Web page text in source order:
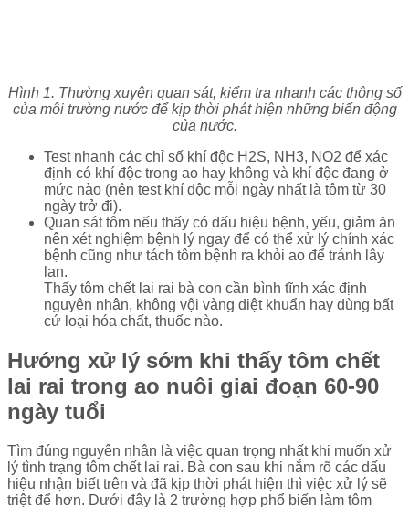
Hình 1. Thường xuyên quan sát, kiểm tra nhanh các thông số
của môi trường nước để kịp thời phát hiện những biến động
của nước.
Test nhanh các chỉ số khí độc H2S, NH3, NO2 để xác
định có khí độc trong ao hay không và khí độc đang ở
mức nào (nên test khí độc mỗi ngày nhất là tôm từ 30
ngày trở đi).
Quan sát tôm nếu thấy có dấu hiệu bệnh, yếu, giảm ăn
nên xét nghiệm bệnh lý ngay để có thể xử lý chính xác
bệnh cũng như tách tôm bệnh ra khỏi ao để tránh lây
lan.
Thấy tôm chết lai rai bà con cần bình tĩnh xác định
nguyên nhân, không vội vàng diệt khuẩn hay dùng bất
cứ loại hóa chất, thuốc nào.
Hướng xử lý sớm khi thấy tôm chết
lai rai trong ao nuôi giai đoạn 60-90
ngày tuổi
Tìm đúng nguyên nhân là việc quan trọng nhất khi muốn xử
lý tình trạng tôm chết lai rai. Bà con sau khi nắm rõ các dấu
hiệu nhận biết trên và đã kịp thời phát hiện thì việc xử lý sẽ
triệt để hơn. Dưới đây là 2 trường hợp phổ biến làm tôm